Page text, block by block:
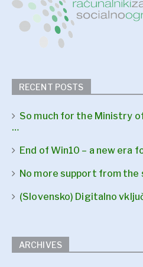
RECENT POSTS
So much for the Ministry
…
End of Win10 – a new era
No more support from the
(Slovensko) Digitalno
ARCHIVES